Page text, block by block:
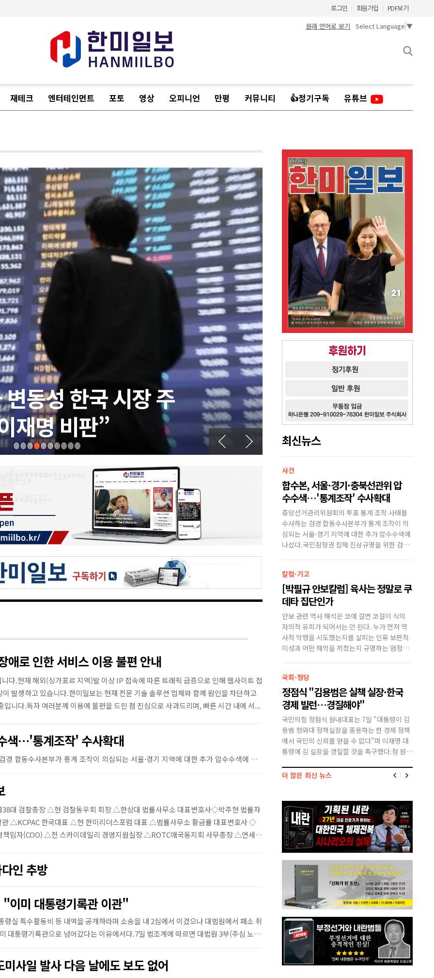
로그인 회원가입 PDF보기
원래 언어로 보기 Select Language ▼
재테크 엔터테인먼트 포토 영상 오피니언 만평 커뮤니티 👍정기구독 유튜브
판 재개 가능한가
장동혁 “李, 형
대통령 맞나?”
애로 인한 서비스 이용 불편 안내
다.현재 해외(싱가포르 지역)발 이상 IP 접속에 따른 트래픽 급증으로 인해 웹사이트 접
발생하고 있습니다.한미일보는 현재 전문 기술 솔루션 업체와 함께 원인을 차단하고
입니다.독자 여러분께 이용에 불편을 드린 점 진심으로 사과드리며, 빠른 시간 내에 서...
색…'통계조작' 수사확대
중앙선거관리위원회의 투표 통계 조작 사태를 수사하는 검경 합동수사본부가 통계 조작이 의심되는 서울·경기 지역에 대한 추가 압수수색에 나섰다.국민참정권 침해 진상규명을 위한 검경 합동수사본부(본부장 김태훈 서울중앙지검 3차장검사)는 7일 "중앙선거관리위원회, 서울시·경기도·충청북도 선거관리위원회, 김포시&m...
대 검찰총장 △현 검찰동우회 회장 △한상대 법률사무소 대표변호사◇박주현 법률자
△KCPAC 한국대표 △현 한미리더스포럼 대표 △법률사무소 황금률 대표변호사 ◇
책임자(COO) △전 스카이데일리 경영지원실장 △ROTC애국동지회 사무총장 △연세대
인 추방
이미 대통령기록관 이관"
실 특수활동비 등 내역을 공개하라며 소송을 내 2심에서 이겼으나 대법원에서 패소 취
대통령기록관으로 넘어갔다는 이유에서다.7일 법조계에 따르면 대법원 3부(주심 노경
사일 발사 다음 날에도 보도 없어
최신뉴스
미국
트럼프 "이란전쟁 곧 끝날 것…미군
막대한 규모 탄약 보유"
도널드 트럼프 미국 대통령은 6일(현지시간) 이
란 전쟁이 곧 끝날 것이라고 말했다.트럼프 대통
령은 이날 백악관 행정명령 서명식에서 취재진
과 문답하다가 유가 하락을 낙관하면서 "그런
날들이 곧 다시 올 것이다. 전쟁이 끝나는대로
말이다. 그리고 나는 곧 (전쟁이) 끝날 것으로 본
다. 오래 갈 수 없다고 본다"고 말했다.트럼프 대
통령은 "...
사건
‘트럼프 옷’ 입은 청소년 공격한 캐나
다인 추방
캐나다 여성 케이틀린 트레이시(Kaitlyn
원 문서에 따르면, 케이틀린 E. 트레이시는 지난
7월 3일 포인트 플레전트 비치 산책로에서 4명
의 소녀들에게 다가가 휴대폰으로 그들을 촬영
했다.혐의 사실 진술서에 ...
법조
'尹 특활비 공개' 판결 뒤집혀…대
법 "이미 대통령기록관 이관"
며 해당 정보가 이미 대통령기록관으로 넘어갔
사건
합수본, 서울·경기·충북선관위 압
수수색…'통계조작' 수사확대
중앙선거관리위원회의 투표 통계 조작 사태를
수사하는 검경 합동수사본부가 통계 조작이 의
심되는 서울·경기 지역에 대한 추가 압수수색에
나섰다.국민참정권 침해 진상규명을 위한 검경
경기도·충청북도 선거관리위원회, 김포시
&m...
칼럼·기고
[박필규 안보칼럼] 육사는 정말로 쿠
데타 집단인가
안보 관련 역사 해석은 코에 걸면 코걸이 식의
자의적 유희가 되어서는 안 된다. 누가 먼저 역
사적 악행을 시도했는지를 살피는 인류 보편적
이성과 어떤 해악을 끼쳤는지 규명하는 엄정한
준을 이탈할 때, 역사는 과학이 아닌 정치적 권
력의 도...
국회·정당
정점식 "김용범은 실책 실장·한국
경제 빌런…경질해야"
국민의힘 정점식 원내대표는 7일 "대통령이 김
용범 청와대 정책실장을 중용하는 한 경제 정책
에서 국민의 신뢰를 얻을 수 없다"며 이재명 대
통령에 김 실장을 경질할 것을 촉구했다.정 원내
종목 레버리지 상장지수펀드(ETF) 도입을 밀어
더 많은 최신 뉴스